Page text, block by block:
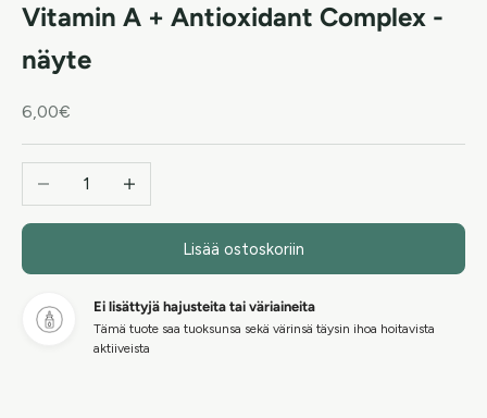
Vitamin A + Antioxidant Complex -
näyte
Alennushinta
6,00€
Vähennä määrääLisää määrää
Lisää ostoskoriin
Ei lisättyjä hajusteita tai väriaineita
Tämä tuote saa tuoksunsa sekä värinsä täysin ihoa hoitavista
aktiiveista